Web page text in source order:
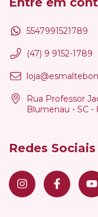
5547991521789
(47) 9 9152-1789
Rua Professor
Blumenau - SC -
Redes Sociais